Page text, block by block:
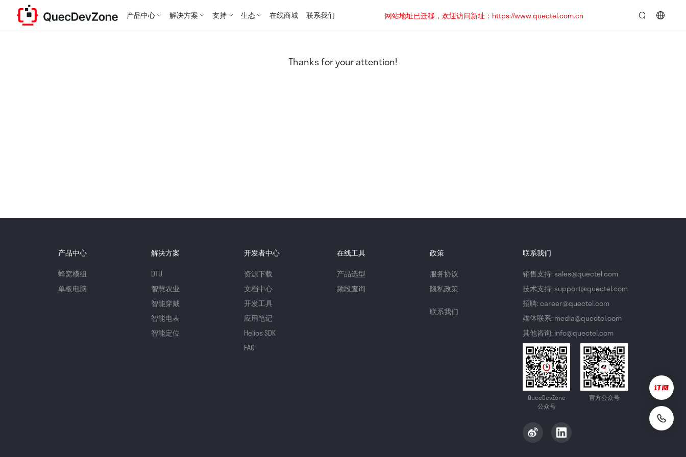
产品中心 解决方案 支持 生态 在线商城 联系我们
网站地址已迁移，欢迎访问新址：https://www.quectel.com.cn
Thanks for your attention!
产品中心
蜂窝模组
单板电脑
解决方案
DTU
智慧农业
智能穿戴
智能电表
智能定位
开发者中心
资源下载
文档中心
开发工具
应用笔记
Helios SDK
FAQ
在线工具
产品选型
频段查询
政策
服务协议
隐私政策
联系我们
联系我们
销售支持: sales@quectel.com
技术支持: support@quectel.com
招聘: career@quectel.com
媒体联系: media@quectel.com
其他咨询: info@quectel.com
QuecDevZone
公众号
官方公众号